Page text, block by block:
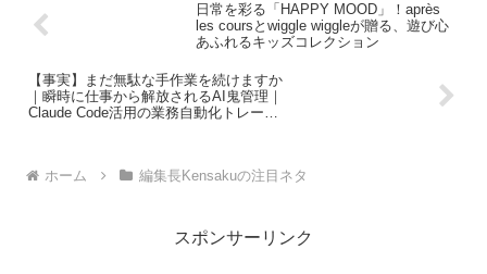
日常を彩る「HAPPY MOOD」！après
les coursとwiggle wiggleが贈る、遊び心
あふれるキッズコレクション
【事実】まだ無駄な手作業を続けますか
｜瞬時に仕事から解放されるAI鬼管理｜
Claude Code活用の業務自動化トレーニ
ホーム 編集長Kensakuの注目ネタ
スポンサーリンク